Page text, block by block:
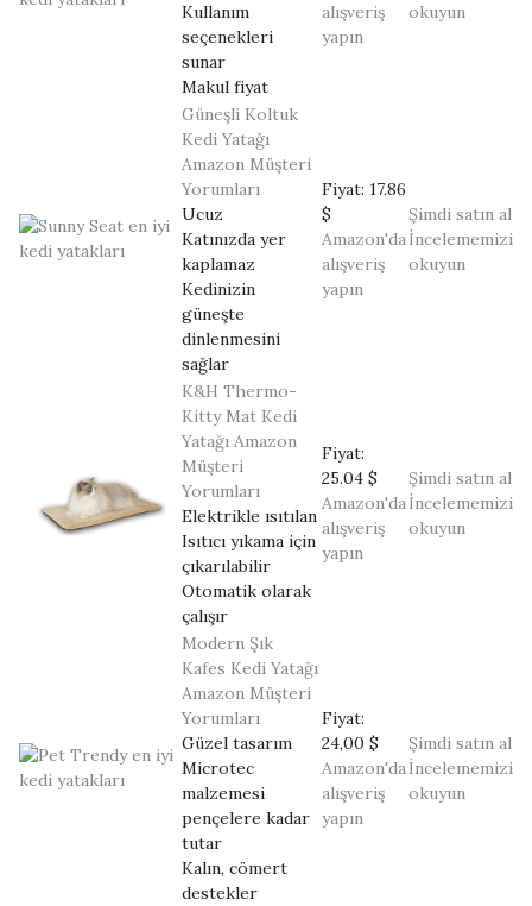
Kullanım
seçenekleri
sunar
Makul fiyat
alışveriş
yapın
okuyun
Güneşli Koltuk
Kedi Yatağı
Amazon Müşteri
Yorumları
Ucuz
Katınızda yer
kaplamaz
Kedinizin
güneşte
dinlenmesini
sağlar
Fiyat: 17.86
$
Amazon'da
alışveriş
yapın
Şimdi satın al
İncelememizi
okuyun
K&H Thermo-
Kitty Mat Kedi
Yatağı Amazon
Müşteri
Yorumları
Elektrikle ısıtılan
Isıtıcı yıkama için
çıkarılabilir
Otomatik olarak
çalışır
Fiyat:
25.04 $
Amazon'da
alışveriş
yapın
Şimdi satın al
İncelememizi
okuyun
Modern Şık
Kafes Kedi Yatağı
Amazon Müşteri
Yorumları
Güzel tasarım
Microtec
malzemesi
pençelere kadar
tutar
Kalın, cömert
destekler
Fiyat:
24,00 $
Amazon'da
alışveriş
yapın
Şimdi satın al
İncelememizi
okuyun